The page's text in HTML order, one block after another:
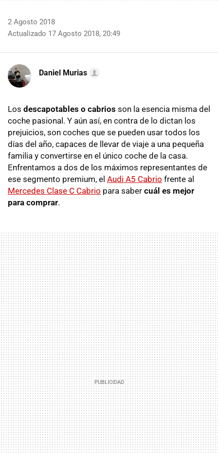
2 Agosto 2018
Actualizado 17 Agosto 2018, 20:49
Daniel Murias
Los descapotables o cabrios son la esencia misma del
coche pasional. Y aún así, en contra de lo dictan los
prejuicios, son coches que se pueden usar todos los
días del año, capaces de llevar de viaje a una pequeña
familia y convertirse en el único coche de la casa.
Enfrentamos a dos de los máximos representantes de
ese segmento premium, el Audi A5 Cabrio frente al
Mercedes Clase C Cabrio para saber cuál es mejor
para comprar.